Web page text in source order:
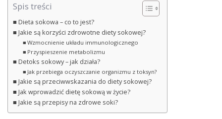
Spis treści
Dieta sokowa – co to jest?
Jakie są korzyści zdrowotne diety sokowej?
Wzmocnienie układu immunologicznego
Przyspieszenie metabolizmu
Detoks sokowy – jak działa?
Jak przebiega oczyszczanie organizmu z toksyn?
Jakie są przeciwwskazania do diety sokowej?
Jak wprowadzić dietę sokową w życie?
Jakie są przepisy na zdrowe soki?